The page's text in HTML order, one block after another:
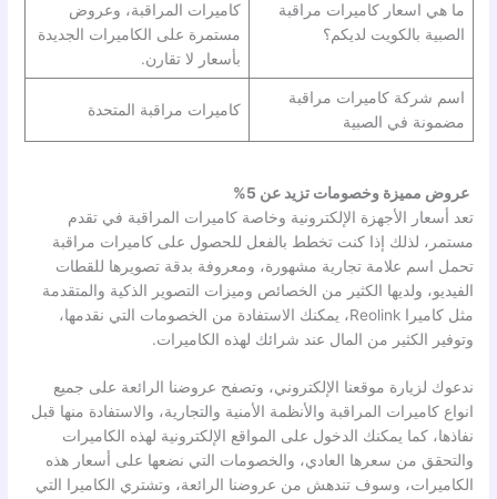
ما هي اسعار كاميرات مراقبة
الصبية بالكويت لديكم؟
كاميرات المراقبة، وعروض
مستمرة على الكاميرات الجديدة
بأسعار لا تقارن.
اسم شركة كاميرات مراقبة
مضمونة في الصبية
كاميرات مراقبة المتحدة
عروض مميزة وخصومات تزيد عن 5%
تعد أسعار الأجهزة الإلكترونية وخاصة كاميرات المراقبة في تقدم
مستمر، لذلك إذا كنت تخطط بالفعل للحصول على كاميرات مراقبة
تحمل اسم علامة تجارية مشهورة، ومعروفة بدقة تصويرها للقطات
الفيديو، ولديها الكثير من الخصائص وميزات التصوير الذكية والمتقدمة
مثل كاميرا Reolink، يمكنك الاستفادة من الخصومات التي نقدمها،
وتوفير الكثير من المال عند شرائك لهذه الكاميرات.
ندعوك لزيارة موقعنا الإلكتروني، وتصفح عروضنا الرائعة على جميع
انواع كاميرات المراقبة والأنظمة الأمنية والتجارية، والاستفادة منها قبل
نفاذها، كما يمكنك الدخول على المواقع الإلكترونية لهذه الكاميرات
والتحقق من سعرها العادي، والخصومات التي نضعها على أسعار هذه
الكاميرات، وسوف تندهش من عروضنا الرائعة، وتشتري الكاميرا التي